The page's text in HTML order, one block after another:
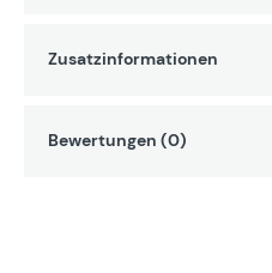
Zusatzinformationen
Bewertungen (0)